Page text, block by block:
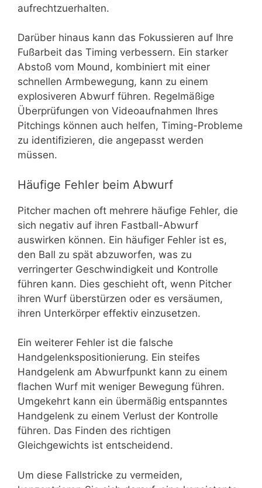
aufrechtzuerhalten.
Darüber hinaus kann das Fokussieren auf Ihre
Fußarbeit das Timing verbessern. Ein starker
Abstoß vom Mound, kombiniert mit einer
schnellen Armbewegung, kann zu einem
explosiveren Abwurf führen. Regelmäßige
Überprüfungen von Videoaufnahmen Ihres
Pitchings können auch helfen, Timing-Probleme
zu identifizieren, die angepasst werden
müssen.
Häufige Fehler beim Abwurf
Pitcher machen oft mehrere häufige Fehler, die
sich negativ auf ihren Fastball-Abwurf
auswirken können. Ein häufiger Fehler ist es,
den Ball zu spät abzuworfen, was zu
verringerter Geschwindigkeit und Kontrolle
führen kann. Dies geschieht oft, wenn Pitcher
ihren Wurf überstürzen oder es versäumen,
ihren Unterkörper effektiv einzusetzen.
Ein weiterer Fehler ist die falsche
Handgelenkspositionierung. Ein steifes
Handgelenk am Abwurfpunkt kann zu einem
flachen Wurf mit weniger Bewegung führen.
Umgekehrt kann ein übermäßig entspanntes
Handgelenk zu einem Verlust der Kontrolle
führen. Das Finden des richtigen
Gleichgewichts ist entscheidend.
Um diese Fallstricke zu vermeiden,